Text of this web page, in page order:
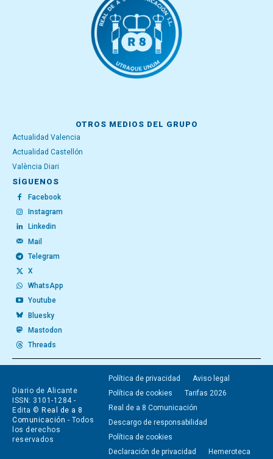
OTROS MEDIOS DEL GRUPO
Actualidad Valencia
Actualidad Castellón
València Diari
SÍGUENOS
Facebook
Instagram
Linkedin
Mail
Telegram
X
WhatsApp
Youtube
Bluesky
Mastodon
Threads
Diario de Alicante
ISSN: 3101-1284 -
Edita © Real de a 8
Comunicación - Todos
los derechos
reservados
Política de privacidad
Aviso legal
Política de cookies
Tarifas 2026
Real de a 8 Comunicación
Descargo de responsabilidad
Política de cookies
Declaración de privacidad
Hemeroteca